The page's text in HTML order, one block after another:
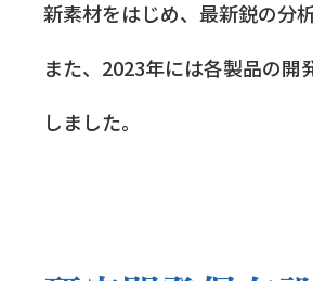
新素材をはじめ、最新鋭の分
また、2023年には各製品の
しました。